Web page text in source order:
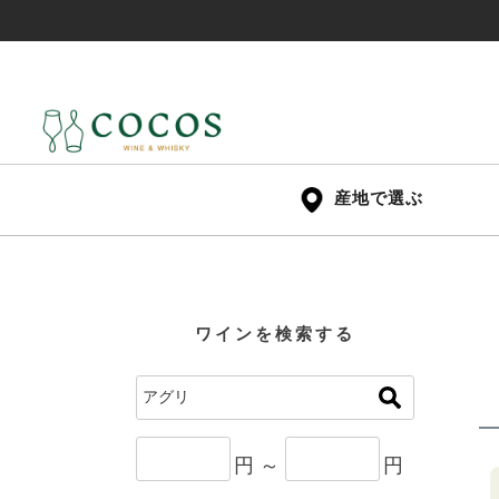
産地で選ぶ
ワインを検索する
円 ～ 円